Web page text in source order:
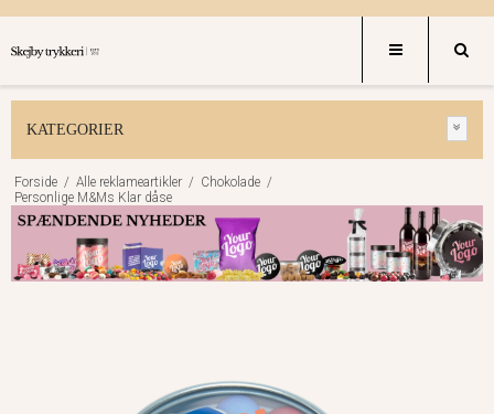
KATEGORIER
Forside / Alle reklameartikler / Chokolade /
Personlige M&Ms Klar dåse